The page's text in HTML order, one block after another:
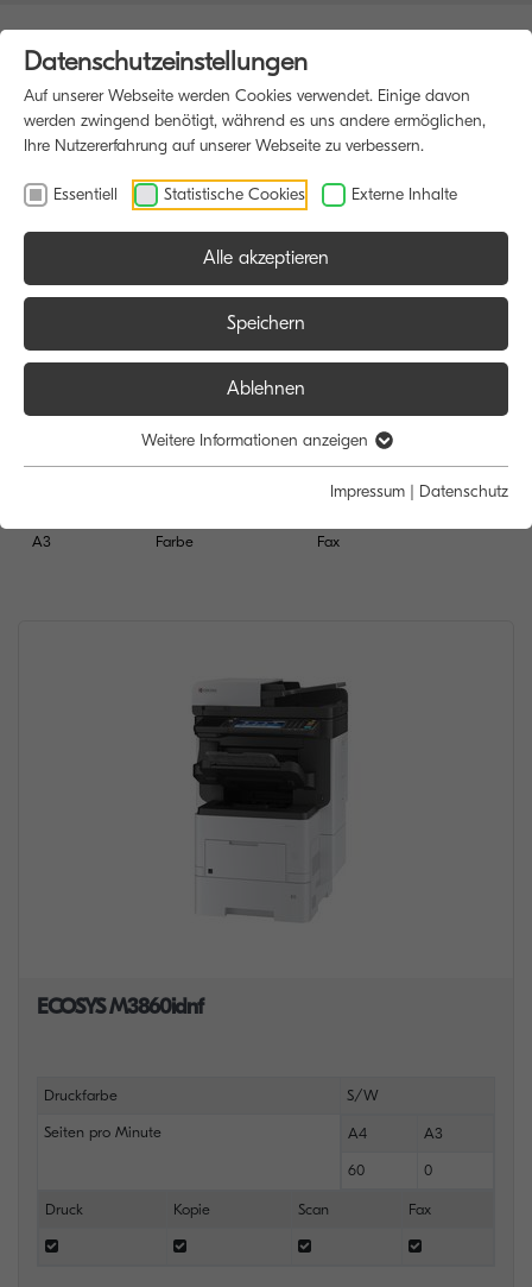
A3 Farbe
Funktion:
Scan
Fax
ECOSYS M3860idnf
Druckfarbe S/W
Seiten pro Minute A4 A3
60 0
Druck Kopie Scan Fax
Datenschutzeinstellungen
Auf unserer Webseite werden Cookies verwendet. Einige davon
werden zwingend benötigt, während es uns andere ermöglichen,
Ihre Nutzererfahrung auf unserer Webseite zu verbessern.
Essentiell Statistische Cookies Externe Inhalte
Alle akzeptieren
Speichern
Ablehnen
Weitere Informationen anzeigen
Impressum | Datenschutz